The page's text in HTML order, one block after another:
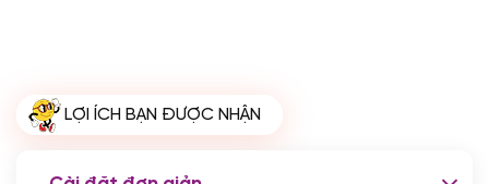
(+200.000 VND)
LỢI ÍCH BẠN ĐƯỢC NHẬN